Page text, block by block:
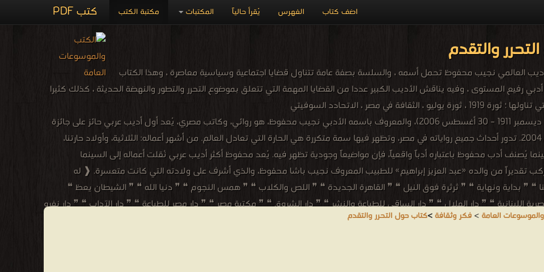
كتب PDF مكتبة الكتب المكتبات يُقرأ حالياً الفهرس اضف كتاب
والتقدم
العالمي نجيب محفوظ تحمل أسمه ، والسلسة بصفة عامة تتناول قضايا اجتماعية وسياسية معاصرة ، وهذا الكتاب
المستوى ، وفيه يناقش الأديب الكبير عددا من القضايا المهمة التي تتعلق بموضوع التحرر والتطور والنهضة الحديثة ، كذلك كثيرا
مصر ، الاتحادد السوفيتي
نجيب محفوظ - نجيب محفوظ عبد العزيز إبراهيم أحمد الباشا (11 ديسمبر 1911 – 30 أغسطس 2006)، والمعروف باسمه الأدبي نجيب محفوظ، هو روائي، وكاتب مصري، يُعد أول أديب عربي حائز على جائزة
نوبل في الأدب. كتب نجيب محفوظ منذ الثلاثينات، واستمر حتى 2004. تدور أحداث جميع رواياته في مصر، وتظهر فيها سمة متكررة هي الحارة التي تعادل العالم. من أشهر أعماله: الثلاثية، وأولاد حارتنا،
أدب محفوظ باعتباره أدباً واقعياً، فإن مواضيعاً وجودية تظهر فيه. يُعد محفوظ أكثر أديب عربي نُقلت أعماله إلى السينما
من والده «عبد العزيز إبراهيم» للطبيب المعروف نجيب باشا محفوظ، والذي أشرف على ولادته التي كانت متعسرة. ❰ له
❝ ❞ بداية ونهاية ❝ ❞ ثرثرة فوق النيل ❝ ❞ القاهرة الجديدة ❝ ❞ اللص والكلاب ❝ ❞ همس النجوم ❝ ❞ دنيا الله ❝ ❞ الشيطان يعظ ❝
اللبنانية ❝ ❞ دار الهلال ❝ ❞ دار الساقي للطباعة والنشر ❝ ❞ دار الشروق ❝ ❞ مكتبة مصر ❝ ❞ دار مصر للطباعة ❝ ❞ دار الآداب ❝ ❞ دار نفرو
العامة>فكر وثقافة>كتاب حول التحرر والتقدم